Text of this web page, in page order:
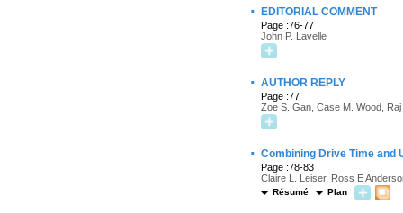
· EDITORIAL COMMENT
Page :76-77
John P. Lavelle
· AUTHOR REPLY
Page :77
Zoe S. Gan, Case M. Wood, Raj
· Combining Drive Time and
Page :78-83
Claire L. Leiser, Ross E
Résumé Plan